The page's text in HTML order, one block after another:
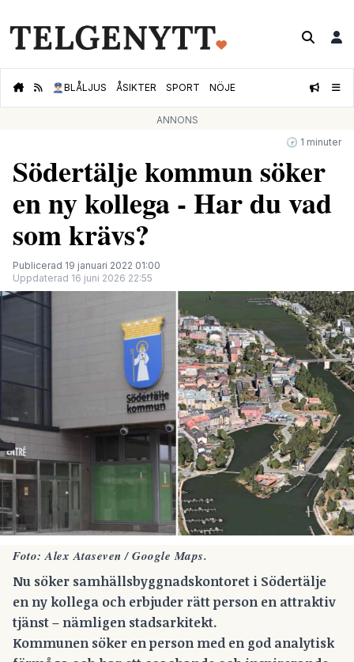
👮🏻‍♂️BLÅLJUS ÅSIKTER SPORT NÖJE
ANNONS
🕝 1 minuter
Södertälje kommun söker
en ny kollega - Har du vad
som krävs?
Publicerad 19 januari 2022 01:00
Uppdaterad 16 juni 2026 22:55
Foto: Alex Ataseven / Google Maps.
Nu söker samhällsbyggnadskontoret i Södertälje
en ny kollega och erbjuder rätt person en attraktiv
tjänst – nämligen stadsarkitekt.
Kommunen söker en person med en god analytisk